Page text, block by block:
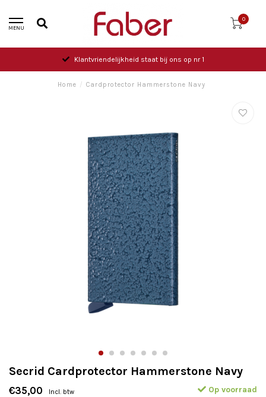
MENU
0
Klantvriendelijkheid staat bij ons op nr 1
Home / Cardprotector Hammerstone Navy
Secrid Cardprotector Hammerstone Navy
€35,00 Incl. btw Op voorraad